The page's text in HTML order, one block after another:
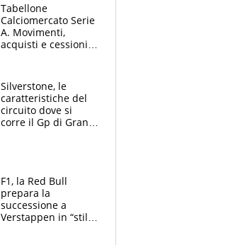
Tabellone
Calciomercato Serie
A. Movimenti,
acquisti e cessioni:
Silverstone, le
caratteristiche del
circuito dove si
corre il Gp di Gran
F1, la Red Bull
prepara la
successione a
Verstappen in “stile